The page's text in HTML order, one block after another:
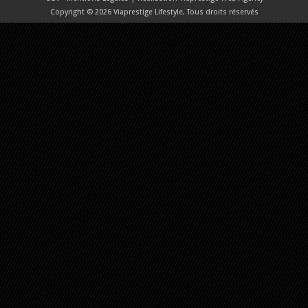
Copyright © 2026 Viaprestige Lifestyle, Tous droits réservés